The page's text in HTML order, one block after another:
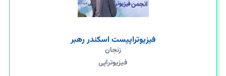
فیزیوتراپیست اسکندر رهبر
زنجان
فیزیوتراپی